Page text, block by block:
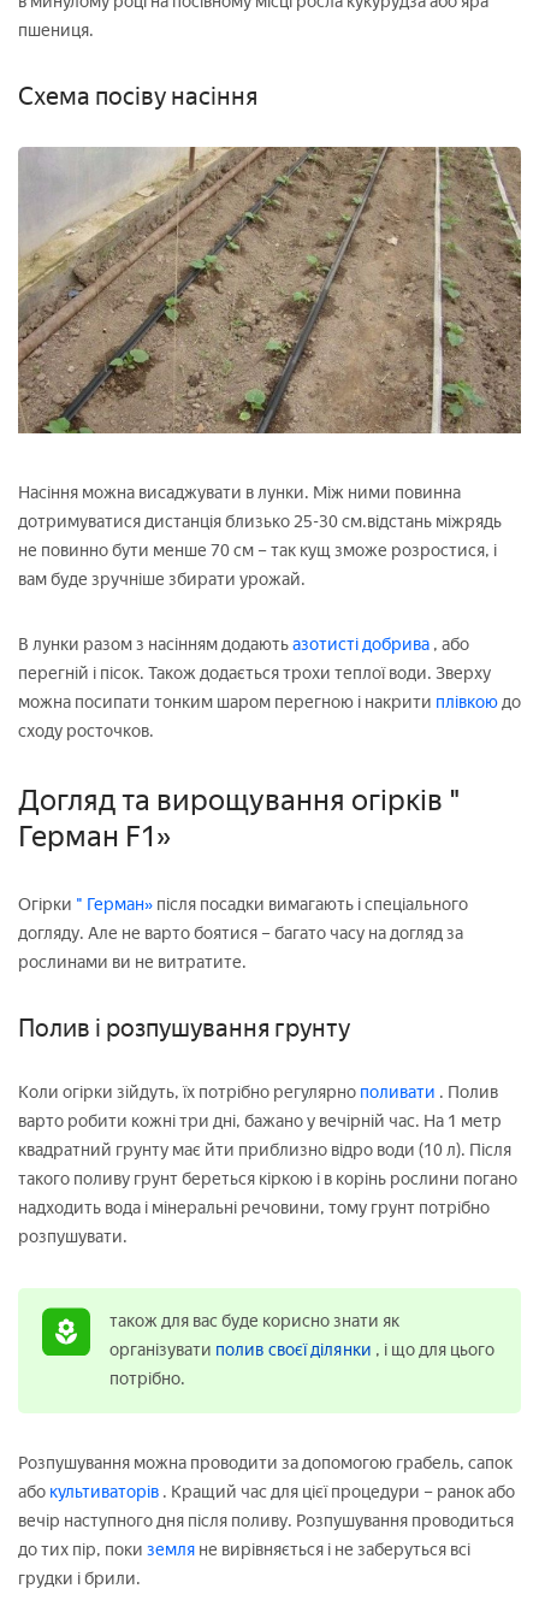
пшениця.
Схема посіву насіння
Насіння можна висаджувати в лунки. Між ними повинна
дотримуватися дистанція близько 25-30 см.відстань міжрядь
не повинно бути менше 70 см – так кущ зможе розростися, і
вам буде зручніше збирати урожай.
В лунки разом з насінням додаютьазотисті добрива , або
перегній і пісок. Також додається трохи теплої води. Зверху
можна посипати тонким шаром перегною і накрити плівкоюдо
сходу росточков.
Догляд та вирощування огірків "
Герман F1»
Огірки " Герман» після посадки вимагають і спеціального
догляду. Але не варто боятися – багато часу на догляд за
рослинами ви не витратите.
Полив і розпушування грунту
Коли огірки зійдуть, їх потрібно регулярно поливати . Полив
варто робити кожні три дні, бажано у вечірній час. На 1 метр
квадратний грунту має йти приблизно відро води (10 л). Після
такого поливу грунт береться кіркою і в корінь рослини погано
надходить вода і мінеральні речовини, тому грунт потрібно
розпушувати.
також для вас буде корисно знати як
організувати полив своєї ділянки , і що для цього
потрібно.
Розпушування можна проводити за допомогою грабель, сапок
або культиваторів . Кращий час для цієї процедури – ранок або
вечір наступного дня після поливу. Розпушування проводиться
до тих пір, поки земля не вирівняється і не заберуться всі
грудки і брили.